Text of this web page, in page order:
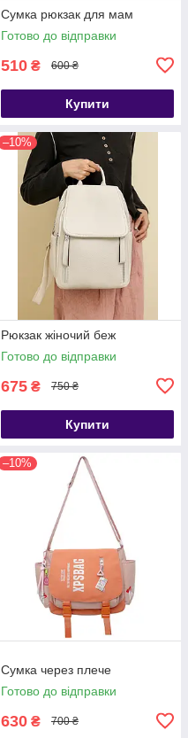
Сумка рюкзак для мам
Готово до відправки
510 ₴ 600 ₴
Купити
–10%
Рюкзак жіночий беж
Готово до відправки
675 ₴ 750 ₴
Купити
–10%
Сумка через плече
Готово до відправки
630 ₴ 700 ₴